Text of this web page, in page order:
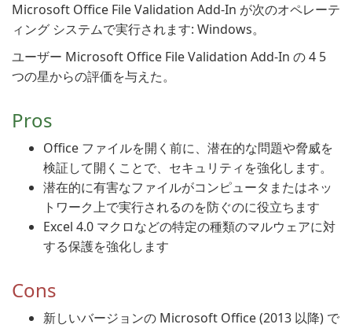
Microsoft Office File Validation Add-In が次のオペレーテ
ィング システムで実行されます: Windows。
ユーザー Microsoft Office File Validation Add-In の 4 5
つの星からの評価を与えた。
Pros
Office ファイルを開く前に、潜在的な問題や脅威を
検証して開くことで、セキュリティを強化します。
潜在的に有害なファイルがコンピュータまたはネッ
トワーク上で実行されるのを防ぐのに役立ちます
Excel 4.0 マクロなどの特定の種類のマルウェアに対
する保護を強化します
Cons
新しいバージョンの Microsoft Office (2013 以降) で